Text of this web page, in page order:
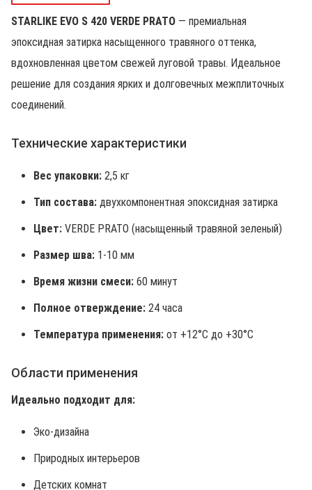
STARLIKE EVO S 420 VERDE PRATO — премиальная
эпоксидная затирка насыщенного травяного оттенка,
вдохновленная цветом свежей луговой травы. Идеальное
решение для создания ярких и долговечных межплиточных
соединений.
Технические характеристики
Вес упаковки: 2,5 кг
Тип состава: двухкомпонентная эпоксидная затирка
Цвет: VERDE PRATO (насыщенный травяной зеленый)
Размер шва: 1-10 мм
Время жизни смеси: 60 минут
Полное отверждение: 24 часа
Температура применения: от +12°C до +30°C
Области применения
Идеально подходит для:
Эко-дизайна
Природных интерьеров
Детских комнат